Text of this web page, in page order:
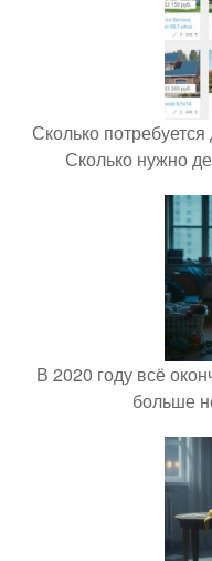
Сколько
Сколько нужно
В 2020 году всё
больше